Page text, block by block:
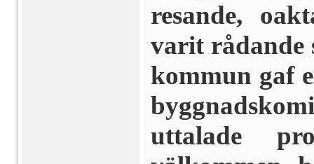
resande,
varit rådande
kommun gaf
uttalade